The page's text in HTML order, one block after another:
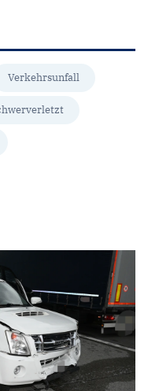
Verkehrsunfall